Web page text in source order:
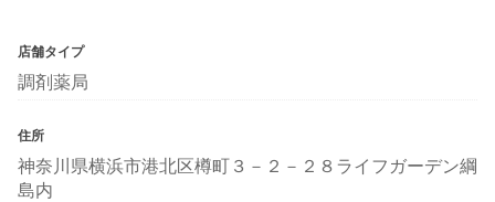
店舗タイプ
調剤薬局
住所
神奈川県横浜市港北区樽町３－２－２８ライフガーデン綱
島内